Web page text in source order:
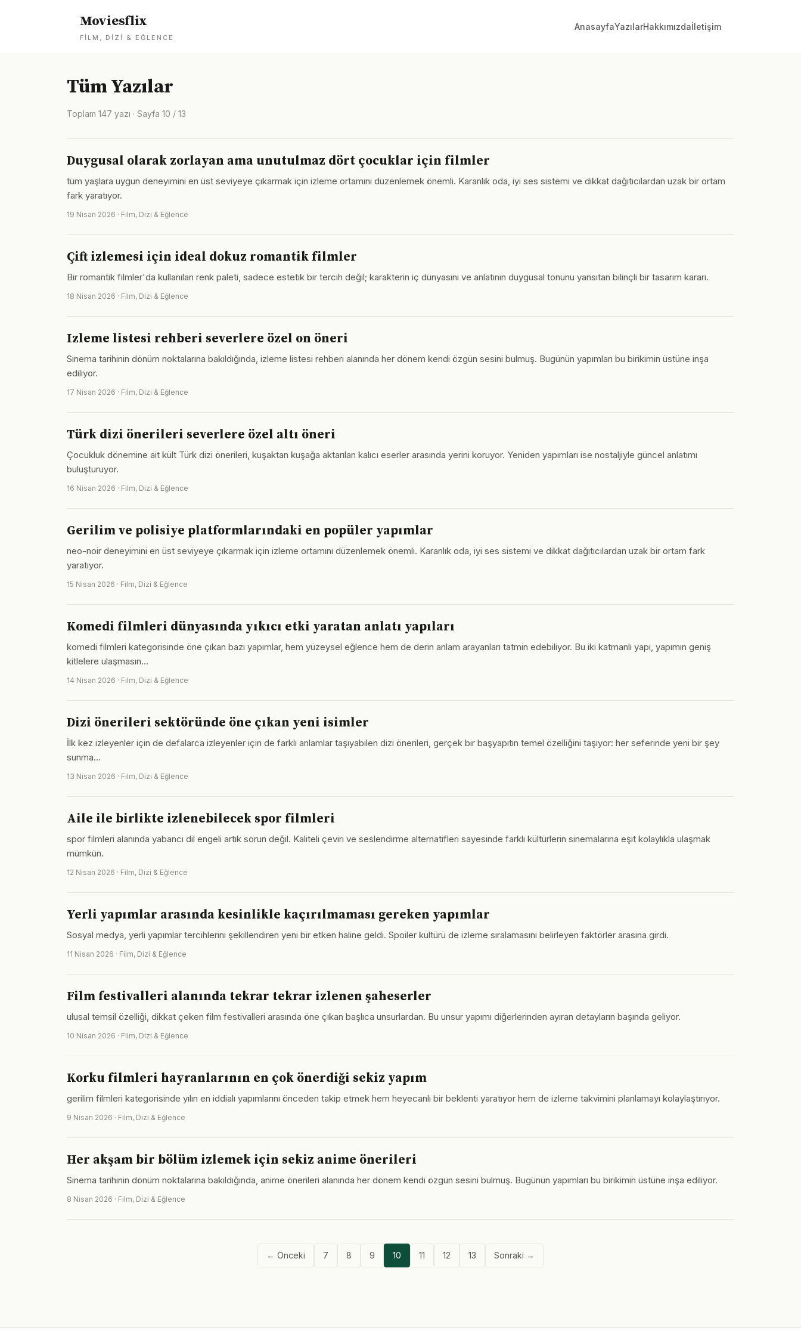
Moviesflix
FILM, DIZI & EĞLENCE
AnasayfaYazılarHakkımızdaİletişim
Tüm Yazılar
Toplam 147 yazı · Sayfa 10 / 13
Duygusal olarak zorlayan ama unutulmaz dört çocuklar için filmler
tüm yaşlara uygun deneyimini en üst seviyeye çıkarmak için izleme ortamını düzenlemek önemli. Karanlık oda, iyi ses sistemi ve dikkat dağıtıcılardan uzak bir ortam
fark yaratıyor.
19 Nisan 2026 · Film, Dizi & Eğlence
Çift izlemesi için ideal dokuz romantik filmler
Bir romantik filmler'da kullanılan renk paleti, sadece estetik bir tercih değil; karakterin iç dünyasını ve anlatının duygusal tonunu yansıtan bilinçli bir tasarım kararı.
18 Nisan 2026 · Film, Dizi & Eğlence
Izleme listesi rehberi severlere özel on öneri
Sinema tarihinin dönüm noktalarına bakıldığında, izleme listesi rehberi alanında her dönem kendi özgün sesini bulmuş. Bugünün yapımları bu birikimin üstüne inşa
ediliyor.
17 Nisan 2026 · Film, Dizi & Eğlence
Türk dizi önerileri severlere özel altı öneri
Çocukluk dönemine ait kült Türk dizi önerileri, kuşaktan kuşağa aktarılan kalıcı eserler arasında yerini koruyor. Yeniden yapımları ise nostaljiyle güncel anlatımı
buluşturuyor.
16 Nisan 2026 · Film, Dizi & Eğlence
Gerilim ve polisiye platformlarındaki en popüler yapımlar
neo-noir deneyimini en üst seviyeye çıkarmak için izleme ortamını düzenlemek önemli. Karanlık oda, iyi ses sistemi ve dikkat dağıtıcılardan uzak bir ortam fark
yaratıyor.
15 Nisan 2026 · Film, Dizi & Eğlence
Komedi filmleri dünyasında yıkıcı etki yaratan anlatı yapıları
komedi filmleri kategorisinde öne çıkan bazı yapımlar, hem yüzeysel eğlence hem de derin anlam arayanları tatmin edebiliyor. Bu iki katmanlı yapı, yapımın geniş
kitlelere ulaşmasın…
14 Nisan 2026 · Film, Dizi & Eğlence
Dizi önerileri sektöründe öne çıkan yeni isimler
İlk kez izleyenler için de defalarca izleyenler için de farklı anlamlar taşıyabilen dizi önerileri, gerçek bir başyapıtın temel özelliğini taşıyor: her seferinde yeni bir şey
sunma…
13 Nisan 2026 · Film, Dizi & Eğlence
Aile ile birlikte izlenebilecek spor filmleri
spor filmleri alanında yabancı dil engeli artık sorun değil. Kaliteli çeviri ve seslendirme alternatifleri sayesinde farklı kültürlerin sinemalarına eşit kolaylıkla ulaşmak
mümkün.
12 Nisan 2026 · Film, Dizi & Eğlence
Yerli yapımlar arasında kesinlikle kaçırılmaması gereken yapımlar
Sosyal medya, yerli yapımlar tercihlerini şekillendiren yeni bir etken haline geldi. Spoiler kültürü de izleme sıralamasını belirleyen faktörler arasına girdi.
11 Nisan 2026 · Film, Dizi & Eğlence
Film festivalleri alanında tekrar tekrar izlenen şaheserler
ulusal temsil özelliği, dikkat çeken film festivalleri arasında öne çıkan başlıca unsurlardan. Bu unsur yapımı diğerlerinden ayıran detayların başında geliyor.
10 Nisan 2026 · Film, Dizi & Eğlence
Korku filmleri hayranlarının en çok önerdiği sekiz yapım
gerilim filmleri kategorisinde yılın en iddialı yapımlarını önceden takip etmek hem heyecanlı bir beklenti yaratıyor hem de izleme takvimini planlamayı kolaylaştırıyor.
9 Nisan 2026 · Film, Dizi & Eğlence
Her akşam bir bölüm izlemek için sekiz anime önerileri
Sinema tarihinin dönüm noktalarına bakıldığında, anime önerileri alanında her dönem kendi özgün sesini bulmuş. Bugünün yapımları bu birikimin üstüne inşa ediliyor.
8 Nisan 2026 · Film, Dizi & Eğlence
← Önceki 7 8 9 10 11 12 13 Sonraki →